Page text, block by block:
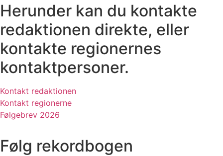
Herunder kan du kontakte
redaktionen direkte, eller
kontakte regionernes
kontaktpersoner.
Kontakt redaktionen
Kontakt regionerne
Følgebrev 2026
Følg rekordbogen